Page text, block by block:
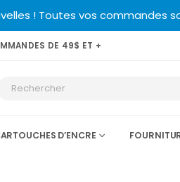
! Toutes vos commandes
DE 49$ ET +
D’ENCRE